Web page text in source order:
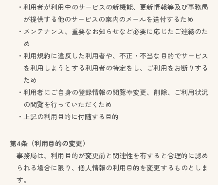
・利用者が利用中のサービスの新機能、更新情報等及び事務局
が提供する他のサービスの案内のメールを送付するため
・メンテナンス、重要なお知らせなど必要に応じたご連絡のた
め
・利用規約に違反した利用者や、不正・不当な目的でサービス
を利用しようとする利用者の特定をし、ご利用をお断りする
ため
・利用者にご自身の登録情報の閲覧や変更、削除、ご利用状況
の閲覧を行っていただくため
・上記の利用目的に付随する目的
第4条（利用目的の変更）
事務局は、利用目的が変更前と関連性を有すると合理的に認め
られる場合に限り、個人情報の利用目的を変更するものとしま
す。